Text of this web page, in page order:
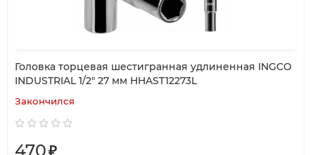
Головка торцевая шестигранная удлиненная INGCO
INDUSTRIAL 1/2" 27 мм HHAST12273L
Закончился
470₽